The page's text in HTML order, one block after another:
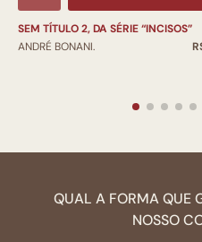
SEM TÍTULO 2, DA SÉRIE “INCISOS”
ANDRÉ BONANI.
QUAL A FORMA QUE
NOSSO